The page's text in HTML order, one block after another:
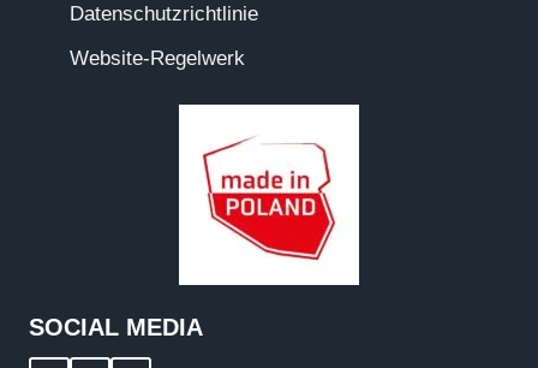
Datenschutzrichtlinie
Website-Regelwerk
SOCIAL MEDIA